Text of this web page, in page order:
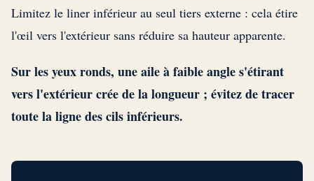
Limitez le liner inférieur au seul tiers externe : cela étire
l'œil vers l'extérieur sans réduire sa hauteur apparente.
Sur les yeux ronds, une aile à faible angle s'étirant
vers l'extérieur crée de la longueur ; évitez de tracer
toute la ligne des cils inférieurs.